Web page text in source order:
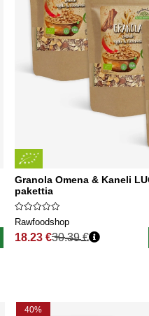
Granola Omena & Kaneli
pakettia
Rawfoodshop
18.23 €
Normaali hinta
30.39 €
40%